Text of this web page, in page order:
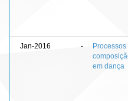
Jan-2016 -
Processos
em dança